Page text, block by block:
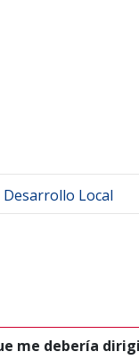
Desarrollo Local
me debería